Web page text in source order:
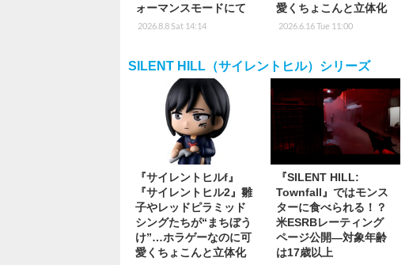
ォーマンスモードにて
2026.8.8 Sat 14:14
愛くちょこんと立体化
2026.6.16 Tue 11:00
SILENT HILL（サイレントヒル）シリーズ
『サイレントヒルf』
『サイレントヒル2』雛
子やレッドピラミッド
シングたちが“まちぼう
け”…ホラゲーなのに可
愛くちょこんと立体化
『SILENT HILL:
Townfall』ではモンス
ターに食べられる！？
米ESRBレーティング
ページ公開―対象年齢
は17歳以上